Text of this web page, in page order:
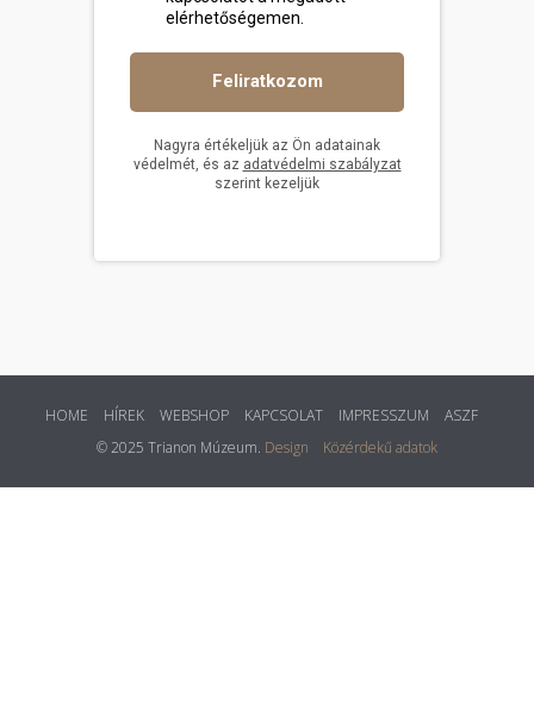
HOME HÍREK WEBSHOP KAPCSOLAT IMPRESSZUM
ASZF
© 2025 Trianon Múzeum. Design Közérdekű adatok